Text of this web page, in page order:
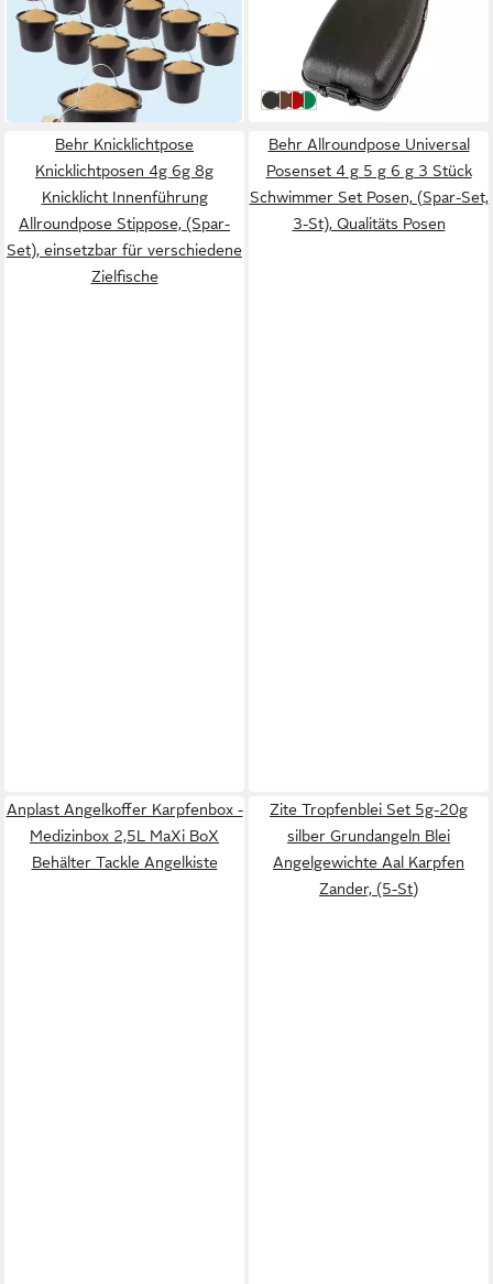
Henkel 12L 20L Mörtel
Wasser Putz Maurer Garten
Eimer
44,99 €
in 5-6 Werktagen bei dir
Wobbler Fly -L Kleinteilebox
Zubehörbox Tacklebox
Angelbox
UVP
in 3-4 Werktagen bei dir
Schwarz
Braun
RotGrün
Behr Knicklichtpose
Knicklichtposen 4g 6g 8g
Knicklicht Innenführung
Allroundpose Stippose, (Spar-
Set), einsetzbar für verschiedene
Zielfische
Behr Allroundpose Universal
Posenset 4 g 5 g 6 g 3 Stück
Schwimmer Set Posen, (Spar-Set,
3-St), Qualitäts Posen
Anplast Angelkoffer Karpfenbox -
Medizinbox 2,5L MaXi BoX
Behälter Tackle Angelkiste
Zite Tropfenblei Set 5g-20g
silber Grundangeln Blei
Angelgewichte Aal Karpfen
Zander, (5-St)